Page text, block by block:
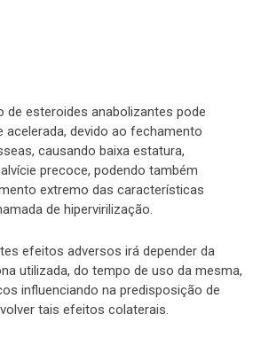
de esteroides anabolizantes pode
acelerada, devido ao fechamento
causando baixa estatura,
precoce, podendo também
extremo das características
de hipervirilização.
efeitos adversos irá depender da
utilizada, do tempo de uso da mesma,
influenciando na predisposição de
tais efeitos colaterais.